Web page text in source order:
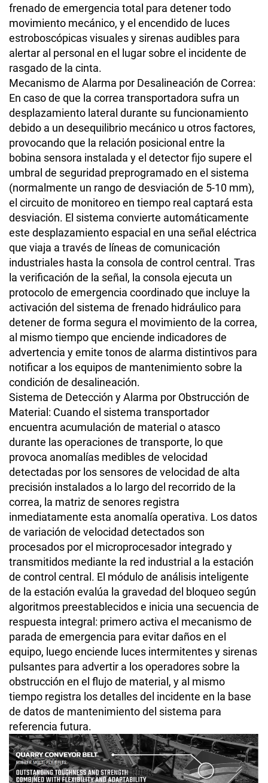
frenado de emergencia total para detener todo
movimiento mecánico, y el encendido de luces
estroboscópicas visuales y sirenas audibles para
alertar al personal en el lugar sobre el incidente de
rasgado de la cinta.
Mecanismo de Alarma por Desalineación de Correa:
En caso de que la correa transportadora sufra un
desplazamiento lateral durante su funcionamiento
debido a un desequilibrio mecánico u otros factores,
provocando que la relación posicional entre la
bobina sensora instalada y el detector fijo supere el
umbral de seguridad preprogramado en el sistema
(normalmente un rango de desviación de 5-10 mm),
el circuito de monitoreo en tiempo real captará esta
desviación. El sistema convierte automáticamente
este desplazamiento espacial en una señal eléctrica
que viaja a través de líneas de comunicación
industriales hasta la consola de control central. Tras
la verificación de la señal, la consola ejecuta un
protocolo de emergencia coordinado que incluye la
activación del sistema de frenado hidráulico para
detener de forma segura el movimiento de la correa,
al mismo tiempo que enciende indicadores de
advertencia y emite tonos de alarma distintivos para
notificar a los equipos de mantenimiento sobre la
condición de desalineación.
Sistema de Detección y Alarma por Obstrucción de
Material: Cuando el sistema transportador
encuentra acumulación de material o atasco
durante las operaciones de transporte, lo que
provoca anomalías medibles de velocidad
detectadas por los sensores de velocidad de alta
precisión instalados a lo largo del recorrido de la
correa, la matriz de senores registra
inmediatamente esta anomalía operativa. Los datos
de variación de velocidad detectados son
procesados por el microprocesador integrado y
transmitidos mediante la red industrial a la estación
de control central. El módulo de análisis inteligente
de la estación evalúa la gravedad del bloqueo según
algoritmos preestablecidos e inicia una secuencia de
respuesta integral: primero activa el mecanismo de
parada de emergencia para evitar daños en el
equipo, luego enciende luces intermitentes y sirenas
pulsantes para advertir a los operadores sobre la
obstrucción en el flujo de material, y al mismo
tiempo registra los detalles del incidente en la base
de datos de mantenimiento del sistema para
referencia futura.